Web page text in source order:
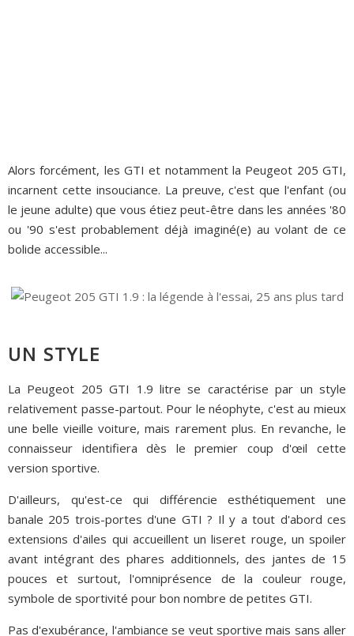
Alors forcément, les GTI et notamment la Peugeot 205 GTI,
incarnent cette insouciance. La preuve, c'est que l'enfant (ou
le jeune adulte) que vous étiez peut-être dans les années '80
ou '90 s'est probablement déjà imaginé(e) au volant de ce
bolide accessible...
UN STYLE
La Peugeot 205 GTI 1.9 litre se caractérise par un style
relativement passe-partout. Pour le néophyte, c'est au mieux
une belle vieille voiture, mais rarement plus. En revanche, le
connaisseur identifiera dès le premier coup d'œil cette
version sportive.
D'ailleurs, qu'est-ce qui différencie esthétiquement une
banale 205 trois-portes d'une GTI ? Il y a tout d'abord ces
extensions d'ailes qui accueillent un liseret rouge, un spoiler
avant intégrant des phares additionnels, des jantes de 15
pouces et surtout, l'omniprésence de la couleur rouge,
symbole de sportivité pour bon nombre de petites GTI.
Pas d'exubérance, l'ambiance se veut sportive mais sans aller